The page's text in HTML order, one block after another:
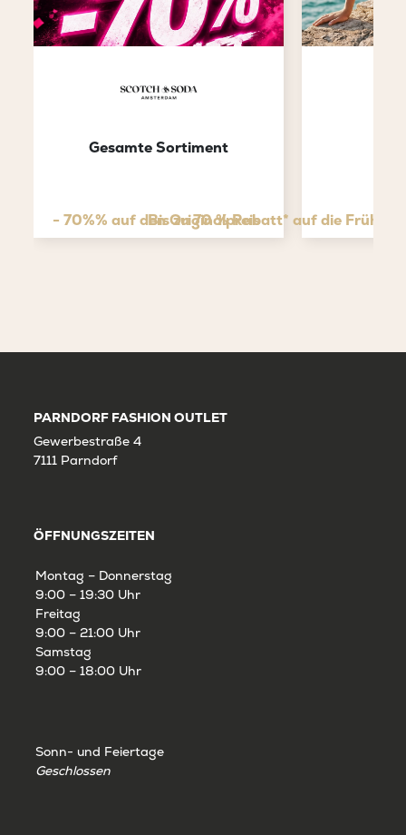
Gesamte Sortiment
- 70%% auf den Originalpreis
Bis zu 70 % Rabatt* auf die
PARNDORF FASHION OUTLET
Gewerbestraße 4
7111 Parndorf
ÖFFNUNGSZEITEN
Montag – Donnerstag
9:00 – 19:30 Uhr
Freitag
9:00 – 21:00 Uhr
Samstag
9:00 – 18:00 Uhr
Sonn- und Feiertage
Geschlossen